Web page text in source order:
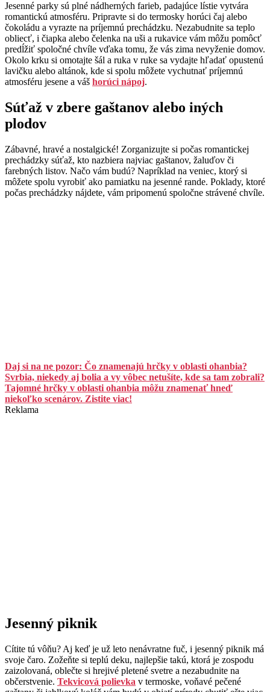
Jesenné parky sú plné nádherných farieb, padajúce lístie vytvára
romantickú atmosféru. Pripravte si do termosky horúci čaj alebo
čokoládu a vyrazte na príjemnú prechádzku. Nezabudnite sa teplo
obliecť, i čiapka alebo čelenka na uši a rukavice vám môžu pomôcť
predĺžiť spoločné chvíle vďaka tomu, že vás zima nevyženie domov.
Okolo krku si omotajte šál a ruka v ruke sa vydajte hľadať opustenú
lavičku alebo altánok, kde si spolu môžete vychutnať príjemnú
atmosféru jesene a váš horúci nápoj.
Súťaž v zbere gaštanov alebo iných
plodov
Zábavné, hravé a nostalgické! Zorganizujte si počas romantickej
prechádzky súťaž, kto nazbiera najviac gaštanov, žaluďov či
farebných listov. Načo vám budú? Napríklad na veniec, ktorý si
môžete spolu vyrobiť ako pamiatku na jesenné rande. Poklady, ktoré
počas prechádzky nájdete, vám pripomenú spoločne strávené chvíle.
Daj si na ne pozor: Čo znamenajú hrčky v oblasti ohanbia?
Svrbia, niekedy aj bolia a vy vôbec netušíte, kde sa tam zobrali?
Tajomné hrčky v oblasti ohanbia môžu znamenať hneď
niekoľko scenárov. Zistite viac!
Reklama
Jesenný piknik
Cítite tú vôňu? Aj keď je už leto nenávratne fuč, i jesenný piknik má
svoje čaro. Zožeňte si teplú deku, najlepšie takú, ktorá je zospodu
zaizolovaná, oblečte si hrejivé pletené svetre a nezabudnite na
občerstvenie. Tekvicová polievka v termoske, voňavé pečené